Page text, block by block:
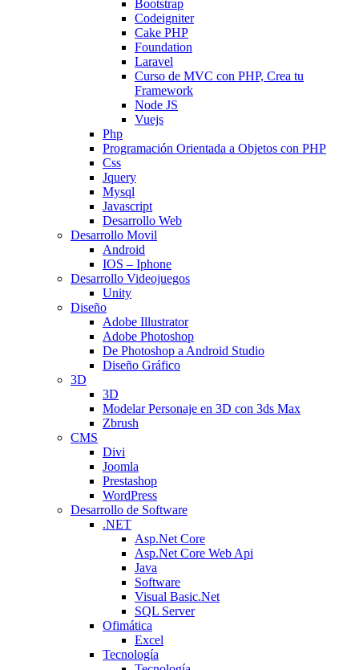
Bootstrap
Codeigniter
Cake PHP
Foundation
Laravel
Curso de MVC con PHP, Crea tu
Framework
Node JS
Vuejs
Php
Programación Orientada a Objetos con PHP
Css
Jquery
Mysql
Javascript
Desarrollo Web
Desarrollo Movil
Android
IOS – Iphone
Desarrollo Videojuegos
Unity
Diseño
Adobe Illustrator
Adobe Photoshop
De Photoshop a Android Studio
Diseño Gráfico
3D
3D
Modelar Personaje en 3D con 3ds Max
Zbrush
CMS
Divi
Joomla
Prestashop
WordPress
Desarrollo de Software
.NET
Asp.Net Core
Asp.Net Core Web Api
Java
Software
Visual Basic.Net
SQL Server
Ofimática
Excel
Tecnología